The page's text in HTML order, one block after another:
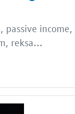
passive
reksa...